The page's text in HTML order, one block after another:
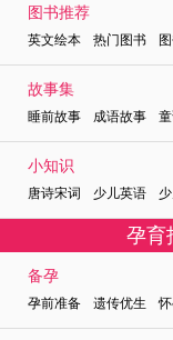
图书推荐
英文绘本 热门图书 图
故事集
睡前故事 成语故事 童
小知识
唐诗宋词 少儿英语 少
孕育
备孕
孕前准备 遗传优生 怀